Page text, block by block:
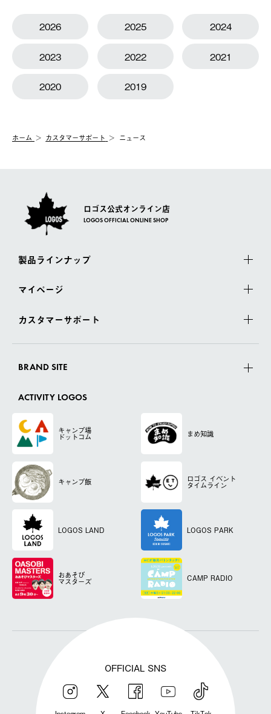
2026 2025 2024
2023 2022 2021
2020 2019
ホーム カスタマーサポート ニュース
ロゴス公式オンライン店
LOGOS OFFICIAL ONLINE SHOP
製品ラインナップ
マイページ
カスタマーサポート
BRAND SITE
ACTIVITY LOGOS
キャンプ場
ドットコム まめ知識
キャンプ飯 ロゴス イベント
タイムライン
LOGOS LAND LOGOS PARK
おあそび
マスターズ CAMP RADIO
OFFICIAL SNS